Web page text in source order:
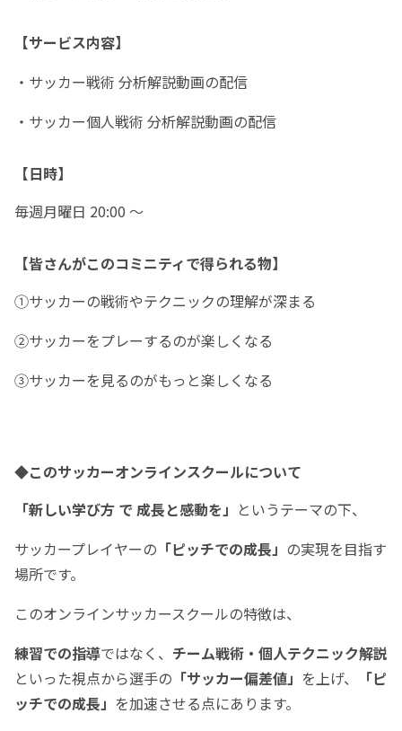
【サービス内容】
・サッカー戦術 分析解説動画の配信
・サッカー個人戦術 分析解説動画の配信
【日時】
毎週月曜日 20:00 〜
【皆さんがこのコミニティで得られる物】
①サッカーの戦術やテクニックの理解が深まる
②サッカーをプレーするのが楽しくなる
③サッカーを見るのがもっと楽しくなる
◆このサッカーオンラインスクールについて
「新しい学び方 で 成長と感動を」 というテーマの下、
サッカープレイヤーの 「ピッチでの成長」 の実現を目指す
場所です。
このオンラインサッカースクールの特徴は、
練習での指導ではなく、 チーム戦術・個人テクニック解説
といった視点から選手の 「サッカー偏差値」 を上げ、
「ピ
ッチでの成長」 を加速させる点にあります。